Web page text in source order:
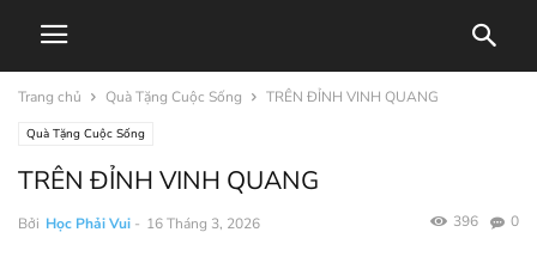
Trang chủ Quà Tặng Cuộc Sống TRÊN ĐỈNH VINH QUANG
Quà Tặng Cuộc Sống
TRÊN ĐỈNH VINH QUANG
Bởi Học Phải Vui - 16 Tháng 3, 2026 0
396